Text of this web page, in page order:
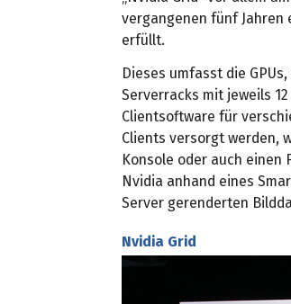
vergangenen fünf
erfüllt.
Dieses umfasst die
Serverracks mit jeweils
Clientsoftware für
Clients versorgt werden,
Konsole oder auch einen
Nvidia anhand eines
Server gerenderten
Nvidia Grid